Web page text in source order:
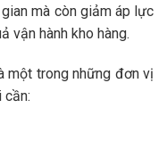
mà còn giảm áp lực
vận hành kho hàng.
một trong những đơn vị
cần: